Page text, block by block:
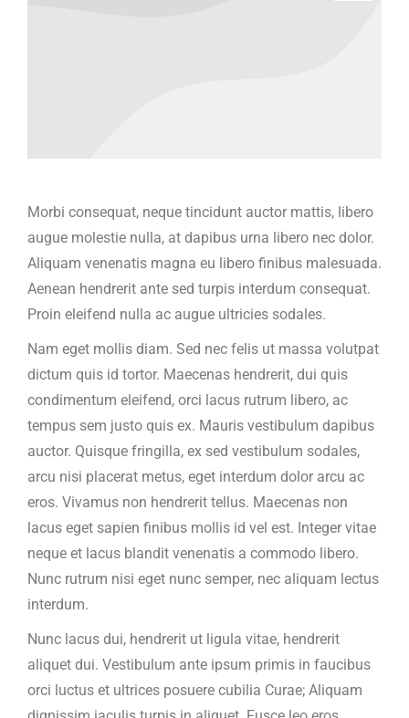
Morbi consequat, neque tincidunt auctor mattis, libero
augue molestie nulla, at dapibus urna libero nec dolor.
Aliquam venenatis magna eu libero finibus malesuada.
Aenean hendrerit ante sed turpis interdum consequat.
Proin eleifend nulla ac augue ultricies sodales.
Nam eget mollis diam. Sed nec felis ut massa volutpat
dictum quis id tortor. Maecenas hendrerit, dui quis
condimentum eleifend, orci lacus rutrum libero, ac
tempus sem justo quis ex. Mauris vestibulum dapibus
auctor. Quisque fringilla, ex sed vestibulum sodales,
arcu nisi placerat metus, eget interdum dolor arcu ac
eros. Vivamus non hendrerit tellus. Maecenas non
lacus eget sapien finibus mollis id vel est. Integer vitae
neque et lacus blandit venenatis a commodo libero.
Nunc rutrum nisi eget nunc semper, nec aliquam lectus
interdum.
Nunc lacus dui, hendrerit ut ligula vitae, hendrerit
aliquet dui. Vestibulum ante ipsum primis in faucibus
orci luctus et ultrices posuere cubilia Curae; Aliquam